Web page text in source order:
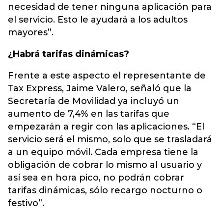
necesidad de tener ninguna aplicación para
el servicio. Esto le ayudará a los adultos
mayores”.
¿Habrá tarifas dinámicas?
Frente a este aspecto el representante de
Tax Express, Jaime Valero, señaló que la
Secretaría de Movilidad ya incluyó un
aumento de 7,4% en las tarifas que
empezarán a regir con las aplicaciones. “El
servicio será el mismo, solo que se trasladará
a un equipo móvil. Cada empresa tiene la
obligación de cobrar lo mismo al usuario y
así sea en hora pico, no podrán cobrar
tarifas dinámicas, sólo recargo nocturno o
festivo”.